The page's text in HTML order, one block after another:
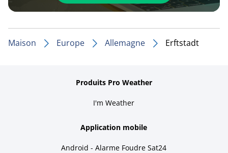
Maison Europe Allemagne Erftstadt
Produits Pro Weather
I'm Weather
Application mobile
Android - Alarme Foudre Sat24